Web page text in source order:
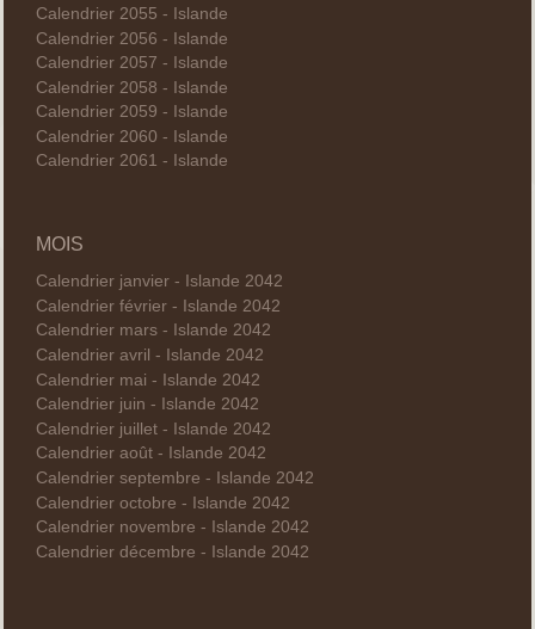
Calendrier 2055 - Islande
Calendrier 2056 - Islande
Calendrier 2057 - Islande
Calendrier 2058 - Islande
Calendrier 2059 - Islande
Calendrier 2060 - Islande
Calendrier 2061 - Islande
MOIS
Calendrier janvier - Islande 2042
Calendrier février - Islande 2042
Calendrier mars - Islande 2042
Calendrier avril - Islande 2042
Calendrier mai - Islande 2042
Calendrier juin - Islande 2042
Calendrier juillet - Islande 2042
Calendrier août - Islande 2042
Calendrier septembre - Islande 2042
Calendrier octobre - Islande 2042
Calendrier novembre - Islande 2042
Calendrier décembre - Islande 2042